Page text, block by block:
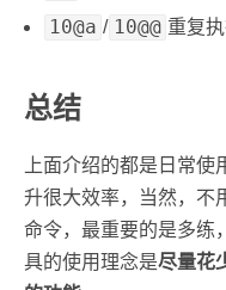
10@a / 10@@ 重复
总结
上面介绍的都是日常
升很大效率，当然，不
命令，最重要的是多练
具的使用理念是尽量花